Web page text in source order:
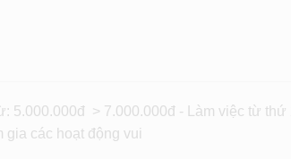
5.000.000đ > 7.000.000đ - Làm việc từ thứ
các hoạt động vui